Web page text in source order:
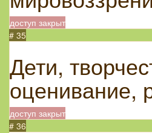
доступ закрыт
# 35
Дети,
оценивание,
доступ закрыт
# 36